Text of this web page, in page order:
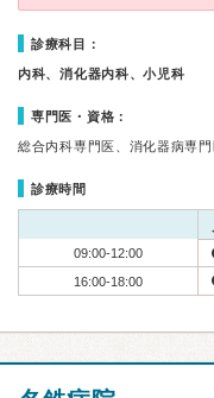
診療科目：
内科、消化器内科、小児科
専門医・資格：
総合内科専門医、消化器病専
診療時間
09:00-12:00
16:00-18:00